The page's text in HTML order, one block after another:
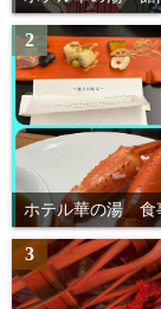
2
ホテル華の湯 食
3